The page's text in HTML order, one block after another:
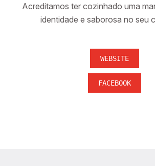
Acreditamos ter cozinhado uma
identidade e saborosa no seu
WEBSITE
FACEBOOK